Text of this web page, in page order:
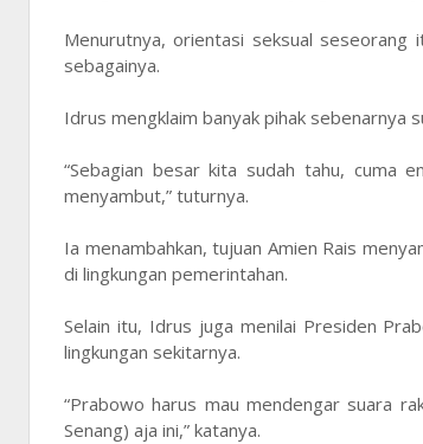
Menurutnya, orientasi seksual seseorang
sebagainya.
Idrus mengklaim banyak pihak sebenarnya
“Sebagian besar kita sudah tahu, cuma
menyambut,” tuturnya.
Ia menambahkan, tujuan Amien Rais
di lingkungan pemerintahan.
Selain itu, Idrus juga menilai Presiden
lingkungan sekitarnya.
“Prabowo harus mau mendengar suara
Senang) aja ini,” katanya.